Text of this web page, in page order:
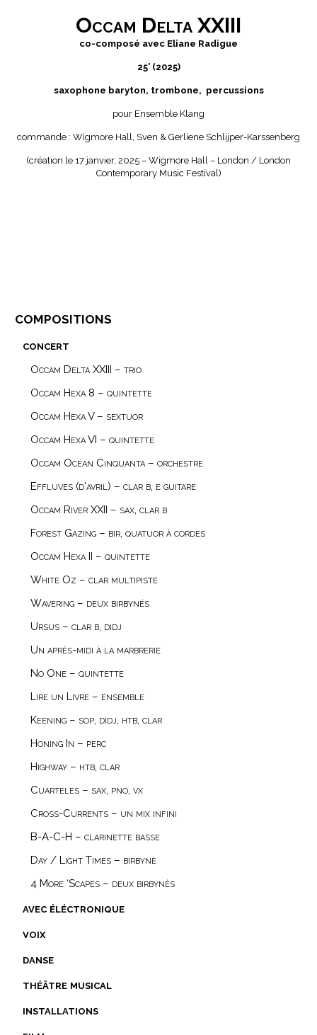
Occam Delta XXIII
co-composé avec Eliane Radigue
25’ (2025)
saxophone baryton, trombone, percussions
pour Ensemble Klang
commande : Wigmore Hall, Sven & Gerliene Schlijper-Karssenberg
(création le 17 janvier, 2025 – Wigmore Hall – London / London
Contemporary Music Festival)
compositions
installations
théâtre musical
danse
voix
avec éléctronique
concert
4 More ‘Scapes – deux birbynès
Day / Light Times – birbynė
B-A-C-H – clarinette basse
Cross-Currents – un mix infini
Cuarteles – sax, pno, vx
Highway – htb, clar
Honing In – perc
Keening – sop, didj, htb, clar
Lire un Livre – ensemble
No One – quintette
Un après-midi à la marbrerie
Ursus – clar b, didj
Wavering – deux birbynés
White Oz – clar multipiste
Occam Hexa II – quintette
Forest Gazing – bir, quatuor à cordes
Occam River XXII – sax, clar b
Effluves (d’avril) – clar b, e guitare
Occam Océan Cinquanta – orchestre
Occam Hexa VI – quintette
Occam Hexa V – sextuor
Occam Hexa 8 – quintette
Occam Delta XXIII – trio